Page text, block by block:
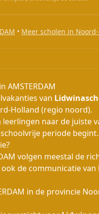
• Meer scholen in
AMSTERDAM
van
Holland (regio noord).
naar de juiste
periode begint.
volgen meestal de
de communicatie van
in de provincie